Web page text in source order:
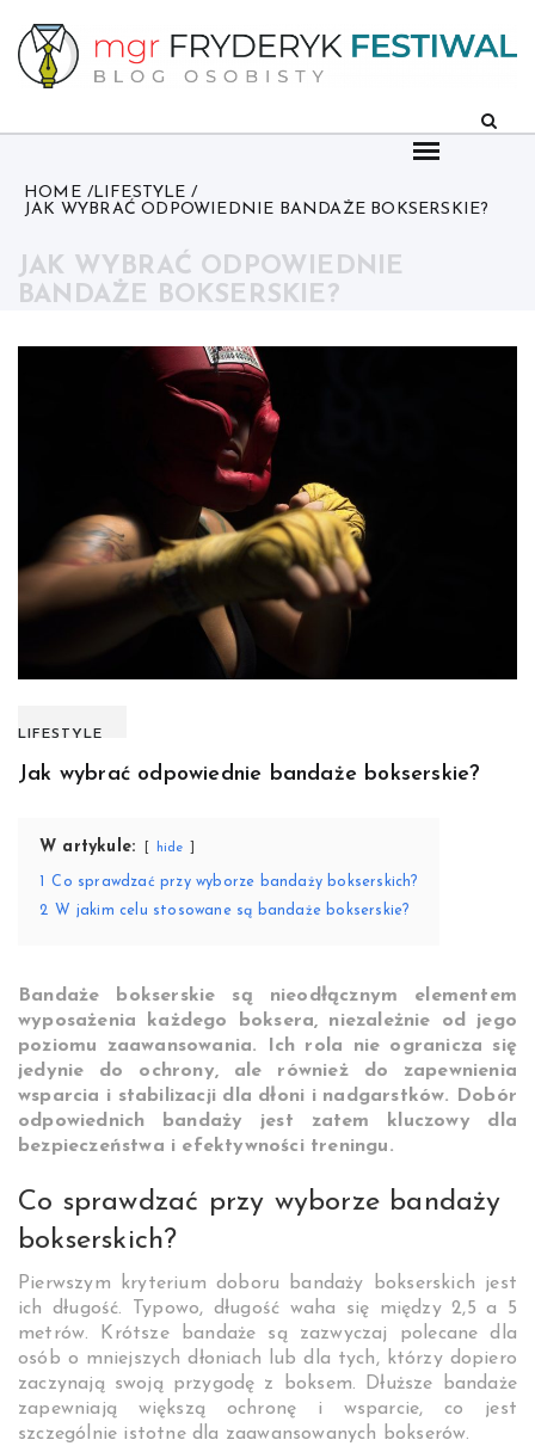
content
HOME
LIFESTYLE
JAK WYBRAĆ ODPOWIEDNIE BANDAŻE BOKSERSKIE?
JAK WYBRAĆ ODPOWIEDNIE
BANDAŻE BOKSERSKIE?
LIFESTYLE
Jak wybrać odpowiednie bandaże bokserskie?
W artykule: hide
Co sprawdzać przy wyborze bandaży bokserskich?
2 W jakim celu stosowane są bandaże bokserskie?
Bandaże bokserskie są nieodłącznym elementem
wyposażenia każdego boksera, niezależnie od jego
poziomu zaawansowania. Ich rola nie ogranicza się
jedynie do ochrony, ale również do zapewnienia
wsparcia i stabilizacji dla dłoni i nadgarstków. Dobór
odpowiednich bandaży jest zatem kluczowy dla
bezpieczeństwa i efektywności treningu.
Co sprawdzać przy wyborze bandaży
bokserskich?
Pierwszym kryterium doboru bandaży bokserskich jest
ich długość. Typowo, długość waha się między 2,5 a 5
metrów. Krótsze bandaże są zazwyczaj polecane dla
osób o mniejszych dłoniach lub dla tych, którzy dopiero
zaczynają swoją przygodę z boksem. Dłuższe bandaże
zapewniają większą ochronę i wsparcie, co jest
szczególnie istotne dla zaawansowanych bokserów.